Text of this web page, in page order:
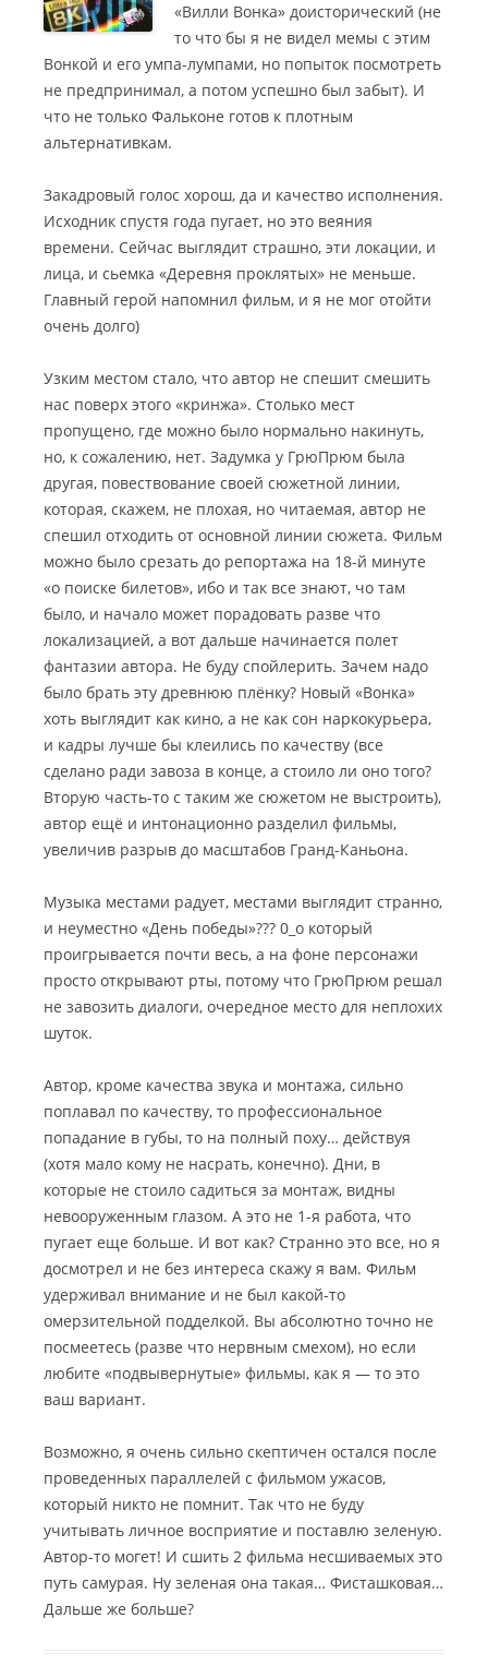
«Вилли Вонка» доисторический (не
то что бы я не видел мемы с этим
Вонкой и его умпа-лумпами, но попыток посмотреть
не предпринимал, а потом успешно был забыт). И
что не только Фальконе готов к плотным
альтернативкам.
Закадровый голос хорош, да и качество исполнения.
Исходник спустя года пугает, но это веяния
времени. Сейчас выглядит страшно, эти локации, и
лица, и сьемка «Деревня проклятых» не меньше.
Главный герой напомнил фильм, и я не мог отойти
очень долго)
Узким местом стало, что автор не спешит смешить
нас поверх этого «кринжа». Столько мест
пропущено, где можно было нормально накинуть,
но, к сожалению, нет. Задумка у ГрюПрюм была
другая, повествование своей сюжетной линии,
которая, скажем, не плохая, но читаемая, автор не
спешил отходить от основной линии сюжета. Фильм
можно было срезать до репортажа на 18-й минуте
«о поиске билетов», ибо и так все знают, чо там
было, и начало может порадовать разве что
локализацией, а вот дальше начинается полет
фантазии автора. Не буду спойлерить. Зачем надо
было брать эту древнюю плёнку? Новый «Вонка»
хоть выглядит как кино, а не как сон наркокурьера,
и кадры лучше бы клеились по качеству (все
сделано ради завоза в конце, а стоило ли оно того?
Вторую часть-то с таким же сюжетом не выстроить),
автор ещё и интонационно разделил фильмы,
увеличив разрыв до масштабов Гранд-Каньона.
Музыка местами радует, местами выглядит странно,
и неуместно «День победы»??? 0_о который
проигрывается почти весь, а на фоне персонажи
просто открывают рты, потому что ГрюПрюм решал
не завозить диалоги, очередное место для неплохих
шуток.
Автор, кроме качества звука и монтажа, сильно
поплавал по качеству, то профессиональное
попадание в губы, то на полный поху… действуя
(хотя мало кому не насрать, конечно). Дни, в
которые не стоило садиться за монтаж, видны
невооруженным глазом. А это не 1-я работа, что
пугает еще больше. И вот как? Странно это все, но я
досмотрел и не без интереса скажу я вам. Фильм
удерживал внимание и не был какой-то
омерзительной подделкой. Вы абсолютно точно не
посмеетесь (разве что нервным смехом), но если
любите «подвывернутые» фильмы, как я — то это
ваш вариант.
Возможно, я очень сильно скептичен остался после
проведенных параллелей с фильмом ужасов,
который никто не помнит. Так что не буду
учитывать личное восприятие и поставлю зеленую.
Автор-то могет! И сшить 2 фильма несшиваемых это
путь самурая. Ну зеленая она такая… Фисташковая…
Дальше же больше?